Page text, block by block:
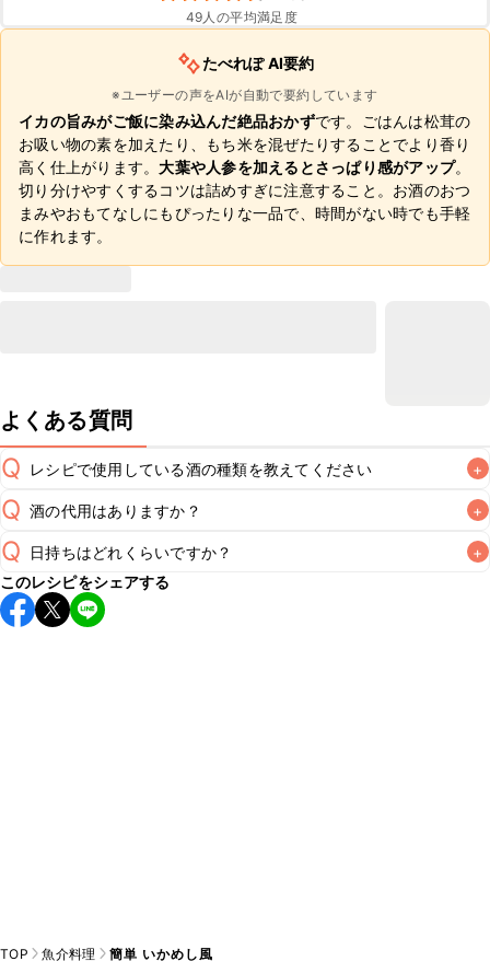
49人の平均満足度
たべれぽ AI要約
※ユーザーの声をAIが自動で要約しています
イカの旨みがご飯に染み込んだ絶品おかずです。ごはんは松茸の
お吸い物の素を加えたり、もち米を混ぜたりすることでより香り
高く仕上がります。大葉や人参を加えるとさっぱり感がアップ。
切り分けやすくするコツは詰めすぎに注意すること。お酒のおつ
まみやおもてなしにもぴったりな一品で、時間がない時でも手軽
に作れます。
よくある質問
Q レシピで使用している酒の種類を教えてください +
A
Q 酒の代用はありますか？ +
A
Q 日持ちはどれくらいですか？ +
保存期間は冷蔵で当日中が目安です。なるべくお早めにお召
し上がりください。
このレシピをシェアする
TOP 魚介料理 簡単 いかめし風